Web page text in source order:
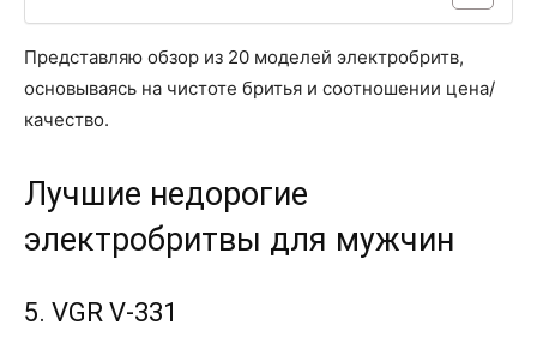
Представляю обзор из 20 моделей электробритв,
основываясь на чистоте бритья и соотношении цена/
качество.
Лучшие недорогие
электробритвы для мужчин
5. VGR V-331